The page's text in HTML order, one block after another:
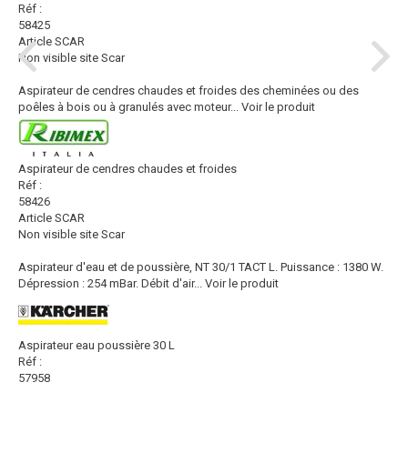
Réf :
58425
Article SCAR
Non visible site Scar
Aspirateur de cendres chaudes et froides des cheminées ou des
poêles à bois ou à granulés avec moteur... Voir le produit
Aspirateur de cendres chaudes et froides
Réf :
58426
Article SCAR
Non visible site Scar
Aspirateur d'eau et de poussière, NT 30/1 TACT L. Puissance : 1380 W.
Dépression : 254 mBar. Débit d'air... Voir le produit
Aspirateur eau poussière 30 L
Réf :
57958